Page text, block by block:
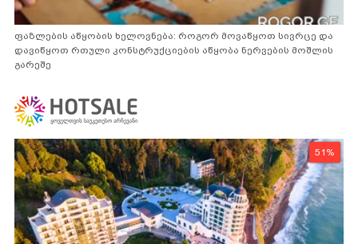
ფაზლების აწყობის ხელოვნება: როგორ მოვაწყოთ სივრცე და
დავიწყოთ რთული კონსტრუქციების აწყობა ნერვების მოშლის
გარეშე
51%